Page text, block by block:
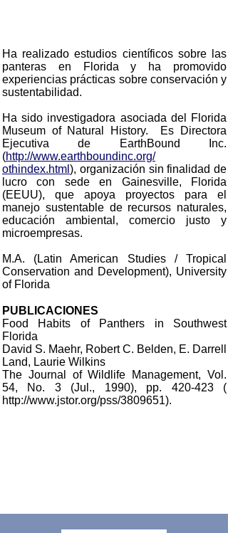
Ha realizado estudios científicos sobre las
panteras en Florida y ha promovido
experiencias prácticas sobre conservación y
sustentabilidad.
Ha sido investigadora asociada del Florida
Museum of Natural History. Es Directora
Ejecutiva de EarthBound Inc.
(http://www.earthboundinc.org/
othindex.html ), organización sin finalidad de
lucro con sede en Gainesville, Florida
(EEUU), que apoya proyectos para el
manejo sustentable de recursos naturales,
educación ambiental, comercio justo y
microempresas.
M.A. (Latin American Studies / Tropical
Conservation and Development), University
of Florida
PUBLICACIONES
Food Habits of Panthers in Southwest
Florida
David S. Maehr, Robert C. Belden, E. Darrell
Land, Laurie Wilkins
The Journal of Wildlife Management, Vol.
54, No. 3 (Jul., 1990), pp. 420-423 (
http://www.jstor.org/pss/3809651).